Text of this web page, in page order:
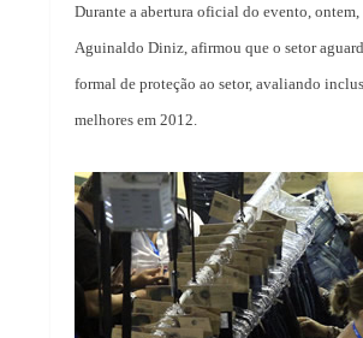
Durante a abertura oficial do evento,
Aguinaldo Diniz, afirmou que o setor
formal de proteção ao setor, avaliando
melhores em 2012.